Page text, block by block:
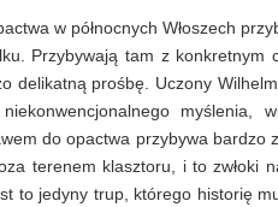
w północnych Włoszech
Przybywają tam z
delikatną prośbę. Uczony
do opactwa przybywa bardzo
terenem klasztoru, i to zwłoki
to jedyny trup, którego historię